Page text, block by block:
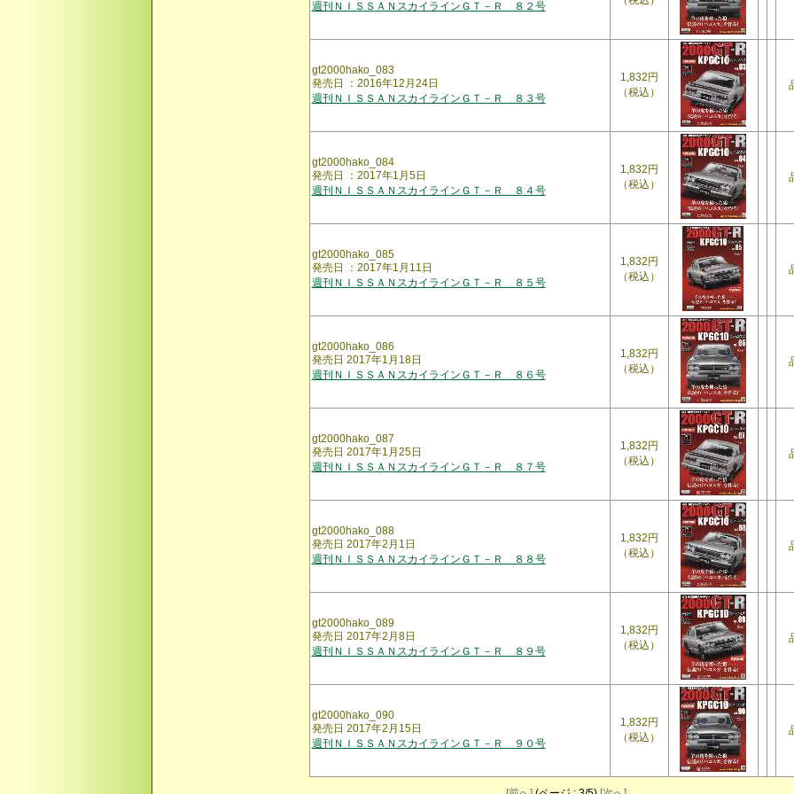
週刊ＮＩＳＳＡＮスカイラインＧＴ－Ｒ ８２号
gt2000hako_083
発売日 ：2016年12月24日
週刊ＮＩＳＳＡＮスカイラインＧＴ－Ｒ ８３号
1,832円
（税込）
gt2000hako_084
発売日 ：2017年1月5日
週刊ＮＩＳＳＡＮスカイラインＧＴ－Ｒ ８４号
1,832円
（税込）
gt2000hako_085
発売日 ：2017年1月11日
週刊ＮＩＳＳＡＮスカイラインＧＴ－Ｒ ８５号
1,832円
（税込）
gt2000hako_086
発売日 2017年1月18日
週刊ＮＩＳＳＡＮスカイラインＧＴ－Ｒ ８６号
1,832円
（税込）
gt2000hako_087
発売日 2017年1月25日
週刊ＮＩＳＳＡＮスカイラインＧＴ－Ｒ ８７号
1,832円
（税込）
gt2000hako_088
発売日 2017年2月1日
週刊ＮＩＳＳＡＮスカイラインＧＴ－Ｒ ８８号
1,832円
（税込）
gt2000hako_089
発売日 2017年2月8日
週刊ＮＩＳＳＡＮスカイラインＧＴ－Ｒ ８９号
1,832円
（税込）
gt2000hako_090
発売日 2017年2月15日
週刊ＮＩＳＳＡＮスカイラインＧＴ－Ｒ ９０号
1,832円
（税込）